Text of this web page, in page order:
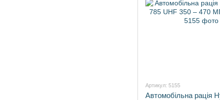
Артикул: 5155
Автомобільна рація